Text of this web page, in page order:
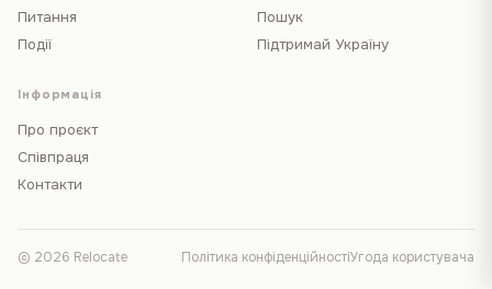
Питання
Події
Пошук
Підтримай Україну
Інформація
Про проєкт
Співпраця
Контакти
© 2026 Relocate Політика конфіденційностіУгода користувача